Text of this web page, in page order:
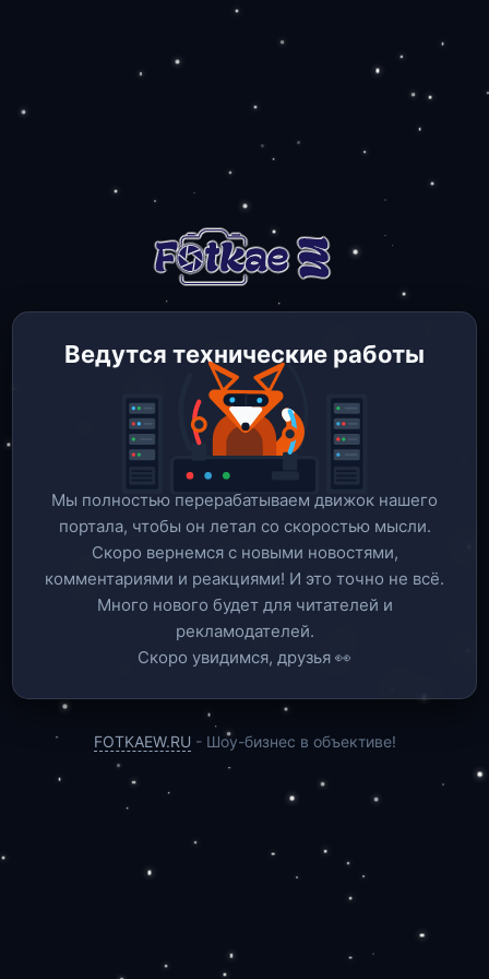
Ведутся технические работы
Мы полностью перерабатываем движок нашего
портала, чтобы он летал со скоростью мысли.
Скоро вернемся c новыми новостями,
комментариями и реакциями! И это точно не всё.
Много нового будет для читателей и
рекламодателей.
Скоро увидимся, друзья 👀
FOTKAEW.RU - Шоу-бизнес в объективе!